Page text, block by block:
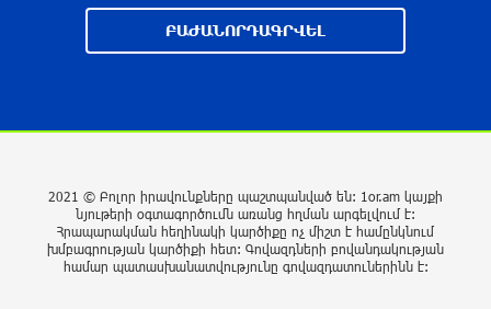
պարունակությունը գրեթե ամբողջ շաբաթ
գերազանցել է թույլատրելի սահմանը
5 ժամ առաջ
Երևանում անցկացվել է հաշմանդամություն
ունեցող անձանց միջազգային մարզական
ԲԱԺԱՆՈՐԴԱԳՐՎԵԼ
2021 © Բոլոր իրավունքները պաշտպանված են: 1or.am կայքի
նյութերի օգտագործումն առանց հղման արգելվում է:
Հրապարակման հեղինակի կարծիքը ոչ միշտ է համընկնում
խմբագրության կարծիքի հետ: Գովազդների բովանդակության
համար պատասխանատվությունը գովազդատուներինն է: